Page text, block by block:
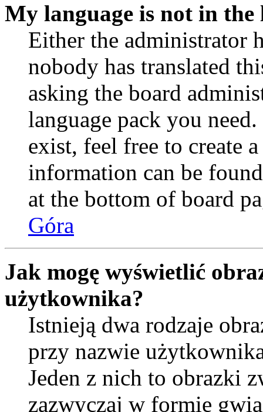
My language is not in the
Either the administrator
nobody has translated
asking the board
language pack you
exist, feel free to create
information can be
at the bottom of board
Góra
Jak mogę wyświetlić
użytkownika?
Istnieją dwa rodzaje
przy nazwie
Jeden z nich to obrazki
zazwyczaj w formie